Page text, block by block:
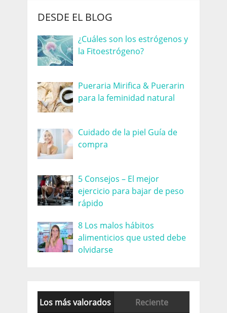
DESDE EL BLOG
¿Cuáles son los estrógenos y
la Fitoestrógeno?
Pueraria Mirifica & Puerarin
para la feminidad natural
Cuidado de la piel Guía de
compra
5 Consejos – El mejor
ejercicio para bajar de peso
rápido
8 Los malos hábitos
alimenticios que usted debe
olvidarse
Los más valorados Reciente